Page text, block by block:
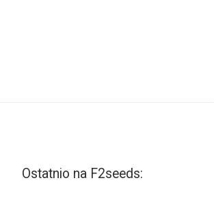
Ostatnio na F2seeds: